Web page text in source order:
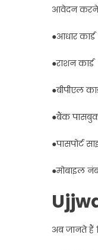
आवेदन करने
●आधार कार्ड
●राशन कार्ड
●बीपीएल
●बैंक
●पासपोर्ट
●मोबाइल
अब जानते हैं